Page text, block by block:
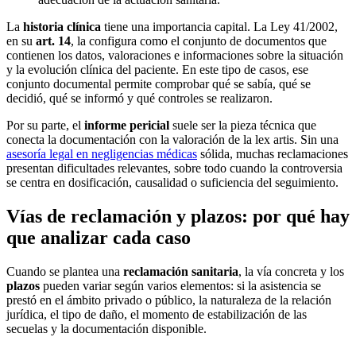
La historia clínica tiene una importancia capital. La Ley 41/2002,
en su art. 14, la configura como el conjunto de documentos que
contienen los datos, valoraciones e informaciones sobre la situación
y la evolución clínica del paciente. En este tipo de casos, ese
conjunto documental permite comprobar qué se sabía, qué se
decidió, qué se informó y qué controles se realizaron.
Por su parte, el informe pericial suele ser la pieza técnica que
conecta la documentación con la valoración de la lex artis. Sin una
asesoría legal en negligencias médicas sólida, muchas reclamaciones
presentan dificultades relevantes, sobre todo cuando la controversia
se centra en dosificación, causalidad o suficiencia del seguimiento.
Vías de reclamación y plazos: por qué hay
que analizar cada caso
Cuando se plantea una reclamación sanitaria, la vía concreta y los
plazos pueden variar según varios elementos: si la asistencia se
prestó en el ámbito privado o público, la naturaleza de la relación
jurídica, el tipo de daño, el momento de estabilización de las
secuelas y la documentación disponible.